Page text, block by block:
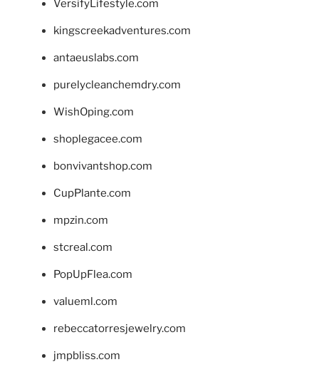
VersifyLifestyle.com
kingscreekadventures.com
antaeuslabs.com
purelycleanchemdry.com
WishOping.com
shoplegacee.com
bonvivantshop.com
CupPlante.com
mpzin.com
stcreal.com
PopUpFlea.com
valueml.com
rebeccatorresjewelry.com
jmpbliss.com